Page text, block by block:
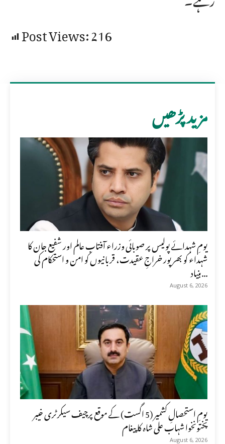
Post Views:216
مزید پڑھیں
یومِ شہدائے پولیس پر صوبائی وزراء آفتاب عالم اور شفیع جان کا
شہداء کو بھرپور خراجِ عقیدت، قربانیوں کو امن و استحکام کی
بنیاد...
August 6, 2026
یومِ استحصالِ کشمیر (5 اگست) کے موقع پرچیف سیکرٹری خیبر
پختونخوا شہاب علی شاہ کا پیغام
August 6, 2026